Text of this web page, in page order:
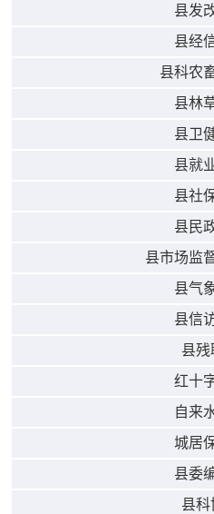
县发
县经
县科农
县林
县卫
县就
县社
县民
县市场监
县气
县信
县残
红十
自来
城居
县委
县科